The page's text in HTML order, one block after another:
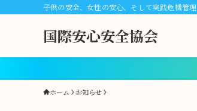
子供の安全、女性の安心、そして実践危機管理
国際安心安全協会
ホーム お知らせ